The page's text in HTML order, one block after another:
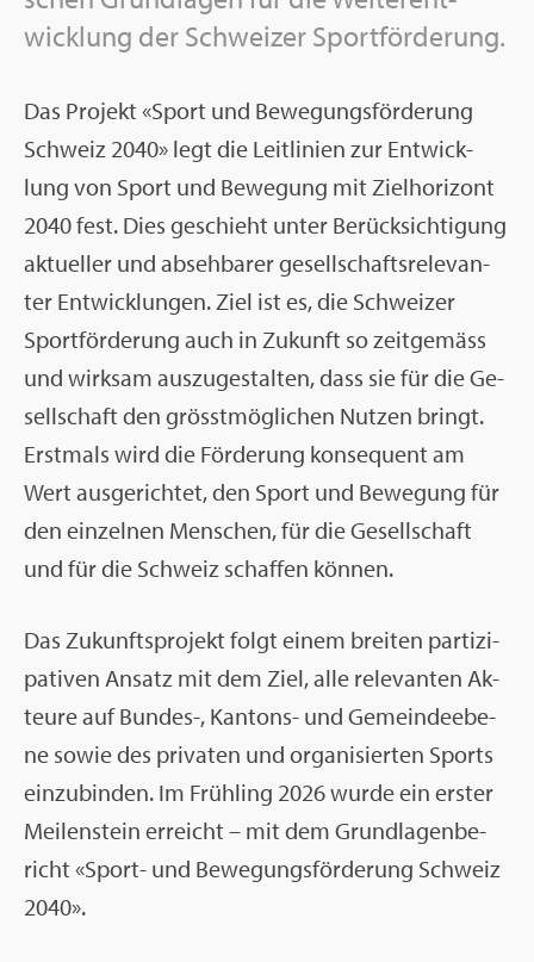
wick­lung der Schwei­zer Sport­för­de­rung.
Das Pro­jekt «Sport und Be­we­gungs­för­de­rung
Schweiz 2040» legt die Leit­li­ni­en zur Ent­wick­
lung von Sport und Be­we­gung mit Ziel­ho­ri­zont
2040 fest. Dies ge­schieht unter Be­rück­sich­ti­gung
ak­tu­el­ler und ab­seh­ba­rer ge­sell­schafts­re­le­van­
ter Ent­wick­lun­gen. Ziel ist es, die Schwei­zer
Sport­för­de­rung auch in Zu­kunft so zeit­ge­mäss
und wirk­sam aus­zu­ge­stal­ten, dass sie für die Ge­
sell­schaft den grösst­mög­li­chen Nut­zen bringt.
Erst­mals wird die För­de­rung kon­se­quent am
Wert aus­ge­rich­tet, den Sport und Be­we­gung für
den ein­zel­nen Men­schen, für die Ge­sell­schaft
und für die Schweiz schaf­fen kön­nen.
Das Zu­kunfts­pro­jekt folgt einem brei­ten par­ti­zi­
pa­ti­ven An­satz mit dem Ziel, alle re­le­van­ten Ak­
teu­re auf Bun­des-, Kan­tons- und Ge­mein­de­ebe­
ne sowie des pri­va­ten und or­ga­ni­sier­ten Sports
ein­zu­bin­den. Im Früh­ling 2026 wurde ein ers­ter
Mei­len­stein er­reicht – mit dem Grund­la­gen­be­
richt «Sport- und Be­we­gungs­för­de­rung Schweiz
2040».